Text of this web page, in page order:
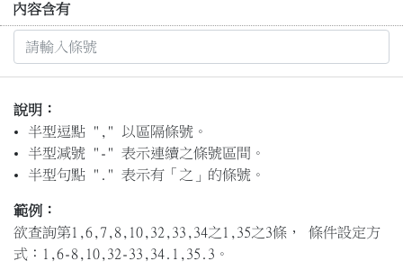
內容含有
說明：
半型逗點 "," 以區隔條號。
半型減號 "-" 表示連續之條號區間。
半型句點 "." 表示有「之」的條號。
範例：
欲查詢第1,6,7,8,10,32,33,34之1,35之3條， 條件設定方
式：1,6-8,10,32-33,34.1,35.3。